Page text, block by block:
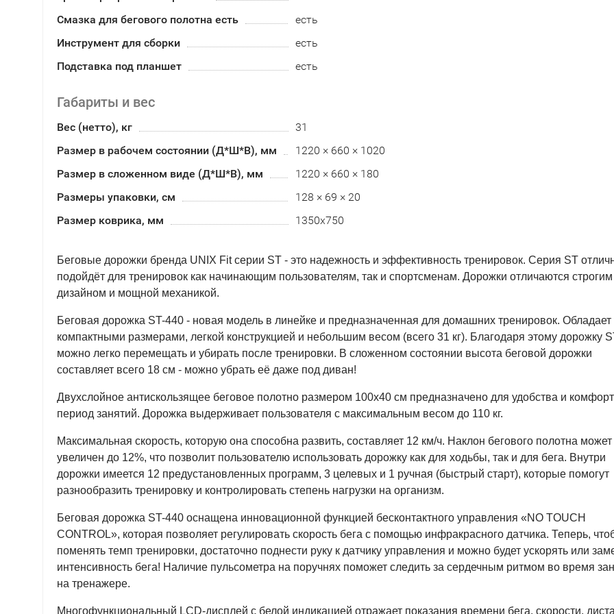
Смазка для бегового полотна есть
есть
Инструмент для сборки
есть
Подставка под планшет
есть
Габариты и вес
Вес (нетто), кг
31
Размер в рабочем состоянии (Д*Ш*В), мм
1220 × 660 × 1020
Размер в сложенном виде (Д*Ш*В), мм
1220 × 660 × 180
Размеры упаковки, см
128 × 69 × 20
Размер коврика, мм
1350х750
Беговые дорожки бренда UNIX Fit серии ST - это надежность и эффективность тренировок. Серия ST
подойдёт для тренировок как начинающим пользователям, так и спортсменам. Дорожки отличаются строгим
дизайном и мощной механикой.
Беговая дорожка ST-440 - новая модель в линейке и предназначенная для домашних тренировок. Обладает
компактными размерами, легкой конструкцией и небольшим весом (всего 31 кг). Благодаря этому дорожку
можно легко перемещать и убирать после тренировки. В сложенном состоянии высота беговой дорожки
составляет всего 18 см - можно убрать её даже под диван!
Двухслойное антискользящее беговое полотно размером 100х40 см предназначено для удобства и
период занятий. Дорожка выдерживает пользователя с максимальным весом до 110 кг.
Максимальная скорость, которую она способна развить, составляет 12 км/ч. Наклон бегового полотна
увеличен до 12%, что позволит пользователю использовать дорожку как для ходьбы, так и для бега. Внутри
дорожки имеется 12 предустановленных программ, 3 целевых и 1 ручная (быстрый старт), которые помогут
разнообразить тренировку и контролировать степень нагрузки на организм.
Беговая дорожка ST-440 оснащена инновационной функцией бесконтактного управления «NO TOUCH
CONTROL», которая позволяет регулировать скорость бега с помощью инфракрасного датчика. Теперь,
поменять темп тренировки, достаточно поднести руку к датчику управления и можно будет ускорять или
интенсивность бега! Наличие пульсометра на поручнях поможет следить за сердечным ритмом во время
на тренажере.
Многофункциональный LCD-дисплей с белой индикацией отражает показания времени бега, скорости,